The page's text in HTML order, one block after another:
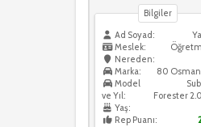
Bilgiler
Ad Soyad:
Meslek:
Nereden:
80
Marka:
Model
ve Yıl:
Forester
Yaş:
Rep Puanı: